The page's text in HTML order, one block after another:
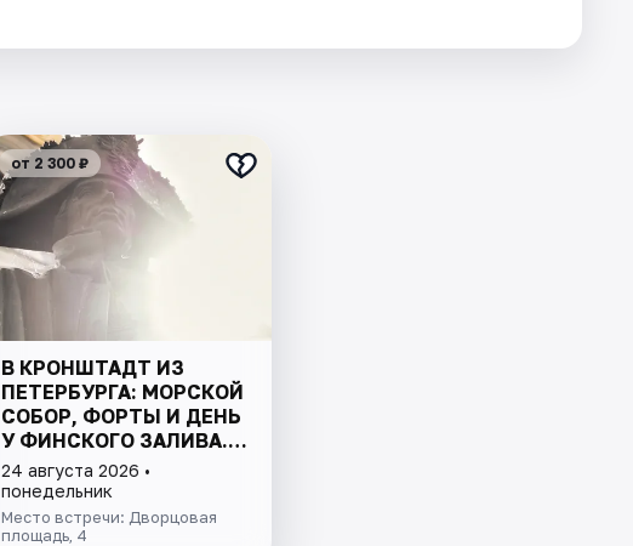
от 2 300 ₽
В КРОНШТАДТ ИЗ
ПЕТЕРБУРГА: МОРСКОЙ
СОБОР, ФОРТЫ И ДЕНЬ
У ФИНСКОГО ЗАЛИВА.
ВСЁ ВКЛЮЧЕНО
24 августа 2026 •
понедельник
Место встречи: Дворцовая
площадь, 4